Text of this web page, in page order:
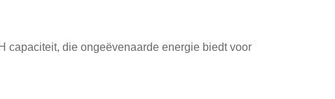
capaciteit, die ongeëvenaarde energie biedt voor